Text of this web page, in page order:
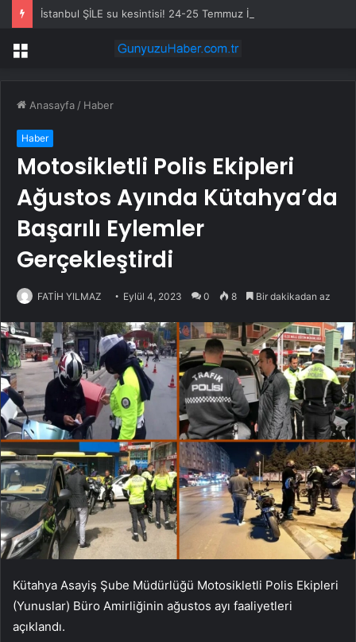
Menü
Anasayfa / Haber
Haber
Motosikletli Polis Ekipleri
Ağustos Ayında Kütahya’da
Başarılı Eylemler
Gerçekleştirdi
FATİH YILMAZ Eylül 4, 2023 0 8 Bir dakikadan az
Kütahya Asayiş Şube Müdürlüğü Motosikletli Polis Ekipleri
(Yunuslar) Büro Amirliğinin ağustos ayı faaliyetleri
açıklandı.